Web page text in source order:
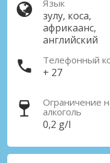
Язык
зулу, коса,
африкаанс,
английский
Телефонный
+ 27
Ограничение
алкоголь
0,2 g/l